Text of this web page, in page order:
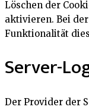
Löschen der
aktivieren. Bei
Funktionalität
Server-
Der Provider der